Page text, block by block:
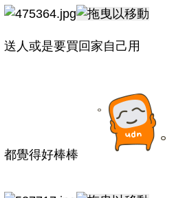
送人或是要買回家自己用
都覺得好棒棒